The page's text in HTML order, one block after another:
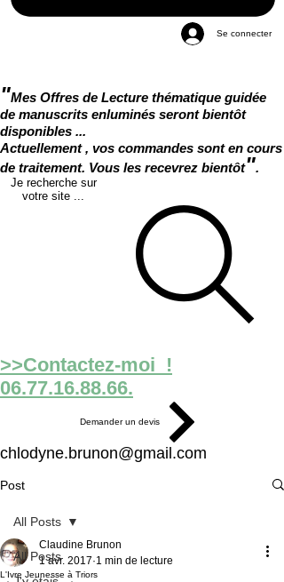
Se connecter
"Mes Offres de Lecture thématique guidée
de manuscrits enluminés seront bientôt
disponibles ...
Actuellement , vos commandes sont en cours
de traitement. Vous les recevrez bientôt".
Je recherche sur
votre site ...
>>Contactez-moi !
06.77.16.88.66.
Demander un devis
chlodyne.brunon@gmail.com
Post
All Posts
All Posts
L'Ivre Jeunesse à Triors
Claudine Brunon
1 avr. 2017 1 min de lecture